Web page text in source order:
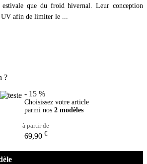
que du froid hivernal. Leur conception
UV afin de limiter le ...
?
- 15 %
Choisissez votre article
parmi nos 2 modèles
à partir de
69,90 €